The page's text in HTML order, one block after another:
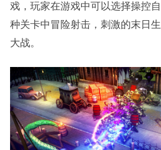
戏，玩家在游戏中可以选择操控
种关卡中冒险射击，刺激的末日
大战。